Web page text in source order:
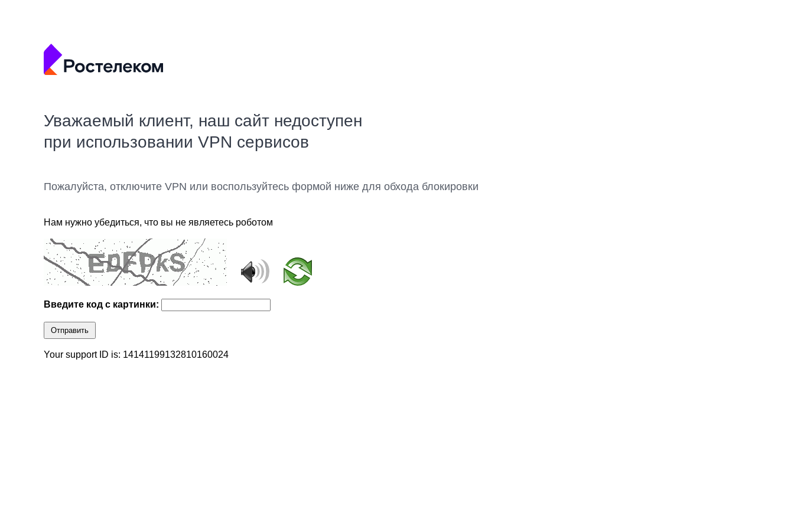
Уважаемый клиент, наш сайт недоступен
при использовании VPN сервисов
Пожалуйста, отключите VPN или воспользуйтесь формой ниже для обхода блокировки
Нам нужно убедиться, что вы не являетесь роботом
Введите код с картинки:
Отправить
Your support ID is: 14141199132810160024